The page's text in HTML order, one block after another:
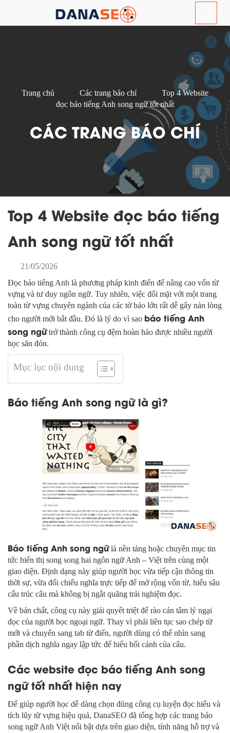
Trang chủ Các trang báo chí
Top 4 Website
đọc báo tiếng Anh song ngữ tốt nhất
CÁC TRANG BÁO CHÍ
Top 4 Website đọc báo tiếng
Anh song ngữ tốt nhất
21/05/2026
Đọc báo tiếng Anh là phương pháp kinh điển để nâng cao vốn từ
vựng và tư duy ngôn ngữ. Tuy nhiên, việc đối mặt với một trang
toàn từ vựng chuyên ngành của các tờ báo lớn rất dễ gây nản lòng
cho người mới bắt đầu. Đó là lý do vì sao báo tiếng Anh
song ngữtrở thành công cụ đệm hoàn hảo được nhiều người
học săn đón.
Mục lục nội dung
Báo tiếng Anh song ngữ là gì?
Báo tiếng Anh song ngữlà nền tảng hoặc chuyên mục tin
tức hiển thị song song hai ngôn ngữ Anh – Việt trên cùng một
giao diện. Định dạng này giúp người học vừa tiếp cận thông tin
thời sự, vừa đối chiếu nghĩa trực tiếp để mở rộng vốn từ, hiểu sâu
cấu trúc câu mà không bị ngắt quãng trải nghiệm đọc.
Về bản chất, công cụ này giải quyết triệt để rào cản tâm lý ngại
đọc của người học ngoại ngữ. Thay vì phải liên tục sao chép từ
mới và chuyển sang tab từ điển, người dùng có thể nhìn sang
phần dịch nghĩa ngay lập tức để hiểu bối cảnh của câu.
Các website đọc báo tiếng Anh song
ngữ tốt nhất hiện nay
Để giúp người học dễ dàng chọn đúng công cụ luyện đọc hiểu và
tích lũy từ vựng hiệu quả, DanaSEO đã tổng hợp các trang báo
song ngữ Anh Việt nổi bật dựa trên giao diện, tính năng hỗ trợ và